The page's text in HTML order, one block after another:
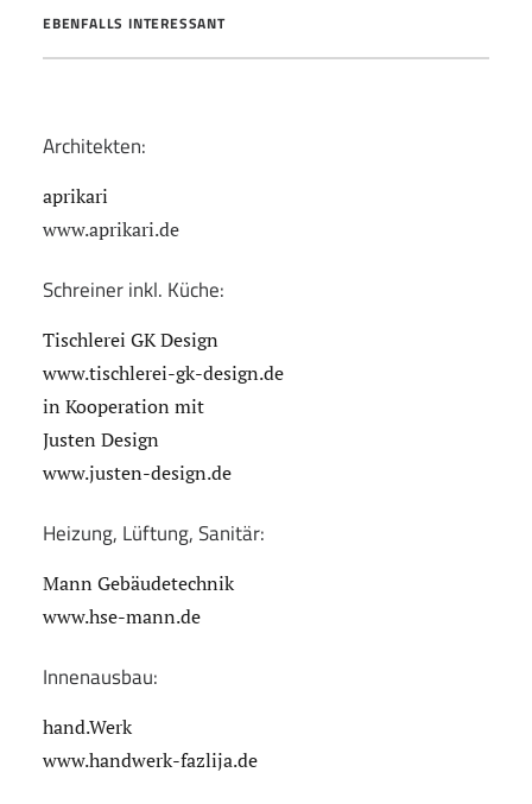
EBENFALLS INTERESSANT
Architekten:
aprikari
www.aprikari.de
Schreiner inkl. Küche:
Tischlerei GK Design
www.tischlerei-gk-design.de
in Kooperation mit
Justen Design
www.justen-design.de
Heizung, Lüftung, Sanitär:
Mann Gebäudetechnik
www.hse-mann.de
Innenausbau:
hand.Werk
www.handwerk-fazlija.de